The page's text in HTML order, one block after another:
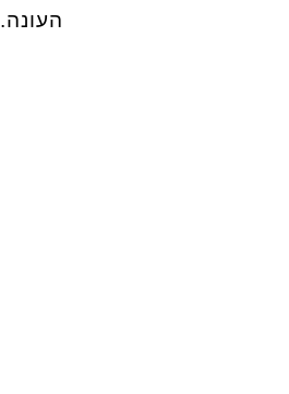
העונה.